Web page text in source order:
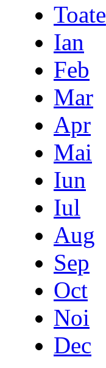
Toate
Ian
Feb
Mar
Apr
Mai
Iun
Iul
Aug
Sep
Oct
Noi
Dec